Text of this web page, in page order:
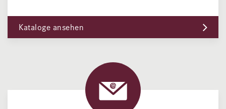
Kataloge ansehen